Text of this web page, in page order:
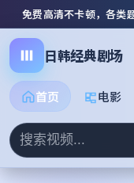
免费高清不卡顿，各类
日韩经典剧场
首页 电影